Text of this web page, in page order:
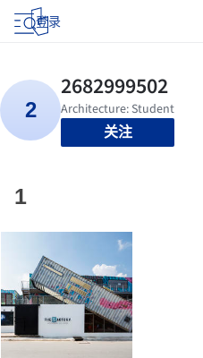
登录
关注
1